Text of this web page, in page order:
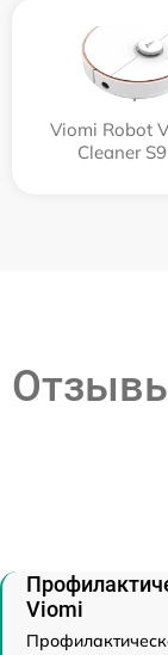
Viomi Robot
Cleaner
Viomi